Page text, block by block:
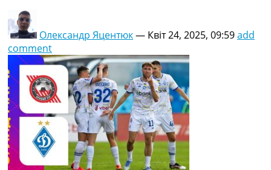
Олександр Яцентюк— Квіт 24, 2025, 09:59add
comment